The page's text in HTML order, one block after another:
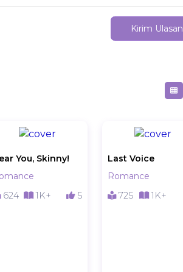
Kirim Ulasan
You, Skinny!
624
1K+ 5
Last Voice
Romance
725
1K+